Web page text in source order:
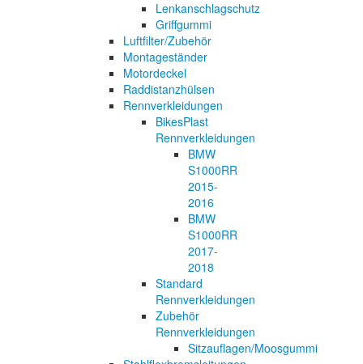
Lenkanschlagschutz
Griffgummi
Luftfilter/Zubehör
Montageständer
Motordeckel
Raddistanzhülsen
Rennverkleidungen
BikesPlast
Rennverkleidungen
BMW
S1000RR
2015-
2016
BMW
S1000RR
2017-
2018
Standard
Rennverkleidungen
Zubehör
Rennverkleidungen
Sitzauflagen/Moosgummi